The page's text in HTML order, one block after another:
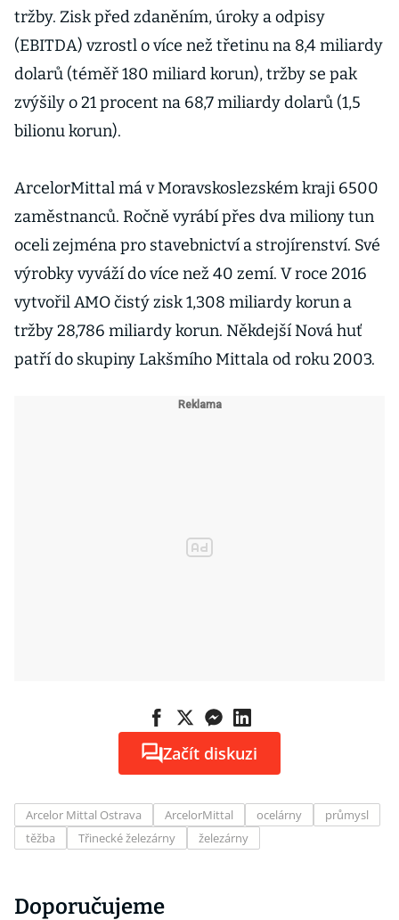
tržby. Zisk před zdaněním, úroky a odpisy
(EBITDA) vzrostl o více než třetinu na 8,4 miliardy
dolarů (téměř 180 miliard korun), tržby se pak
zvýšily o 21 procent na 68,7 miliardy dolarů (1,5
bilionu korun).
ArcelorMittal má v Moravskoslezském kraji 6500
zaměstnanců. Ročně vyrábí přes dva miliony tun
oceli zejména pro stavebnictví a strojírenství. Své
výrobky vyváží do více než 40 zemí. V roce 2016
vytvořil AMO čistý zisk 1,308 miliardy korun a
tržby 28,786 miliardy korun. Někdejší Nová huť
patří do skupiny Lakšmího Mittala od roku 2003.
Začít diskuzi
Arcelor Mittal Ostrava ArcelorMittal ocelárny
průmysl
těžba
Třinecké železárny železárny
Doporučujeme